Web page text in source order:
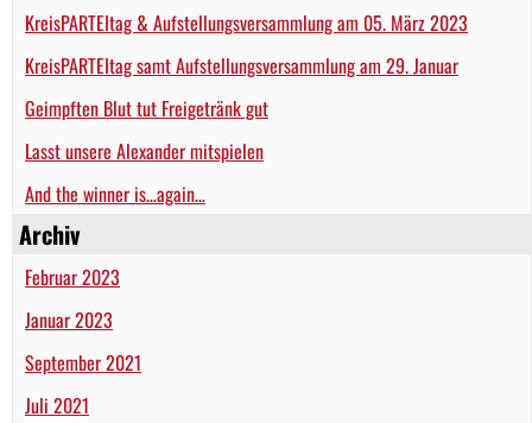
KreisPARTEItag & Aufstellungsversammlung am 05. März 2023
KreisPARTEItag samt Aufstellungsversammlung am 29. Januar
Geimpften Blut tut Freigetränk gut
Lasst unsere Alexander mitspielen
And the winner is…again…
Archiv
Februar 2023
Januar 2023
September 2021
Juli 2021